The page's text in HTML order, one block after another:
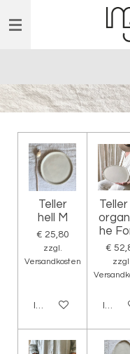
Hauptinhalt
Teller
hell M
€ 25,80
zzgl.
Versandkosten
In den Warenkorb
Teller
he
€
zzgl.
In